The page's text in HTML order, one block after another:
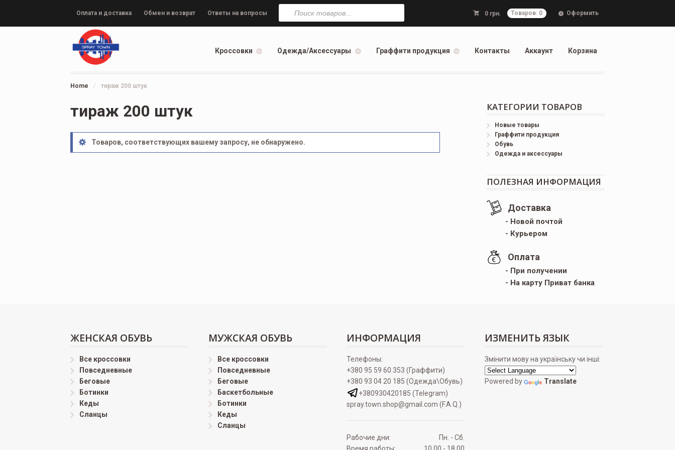
Оплата и доставка Обмен и возврат Ответы на вопросы 0 грн. Товаров: 0 Оформить
Поиск
товаров
Кроссовки Одежда/Аксессуары Граффити продукция Контакты Аккаунт Корзина
Home / тираж 200 штук
тираж 200 штук
Товаров, соответствующих вашему запросу, не обнаружено.
КАТЕГОРИИ ТОВАРОВ
Новые товары
Граффити продукция
Обувь
Одежда и аксессуары
ПОЛЕЗНАЯ ИНФОРМАЦИЯ
Доставка
- Новой почтой
- Курьером
Оплата
- При получении
- На карту Приват банка
ЖЕНСКАЯ ОБУВЬ
Все кроссовки
Повседневные
Беговые
Ботинки
Кеды
Сланцы
МУЖСКАЯ ОБУВЬ
Все кроссовки
Повседневные
Беговые
Баскетбольные
Ботинки
Кеды
Сланцы
ИНФОРМАЦИЯ
Телефоны:
+380 95 59 60 353 (Граффити)
+380 93 04 20 185 (Одежда\Обувь)
+380930420185 (Telegram)
spray.town.shop@gmail.com (F.A.Q.)
Рабочие дни:
Пн. - Сб.
ИЗМЕНИТЬ ЯЗЫК
Змінити мову на українську чи інші:
Powered by Translate